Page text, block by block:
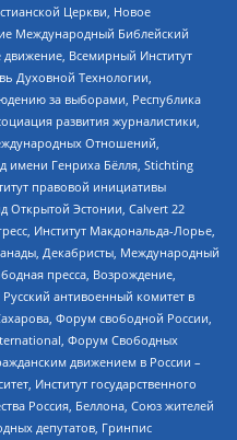
Церкви, Новое
Международный Библейский
Всемирный Институт
Духовной Технологии,
за выборами, Республика
развития журналистики,
Отношений,
Генриха Бёлля, Stichting
правовой инициативы
Открытой Эстонии, Calvert 22
Институт Макдональда-Лорье,
Декабристы, Международный
пресса, Возрождение,
антивоенный комитет в
Форум свободной России,
Форум Свободных
движением в России –
Институт государственного
Россия, Беллона, Союз жителей
депутатов, Гринпис